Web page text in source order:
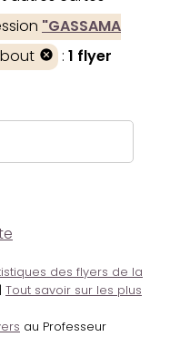
"GASSAMA
: 1 flyer
des flyers de la
| Tout savoir sur les plus
au Professeur